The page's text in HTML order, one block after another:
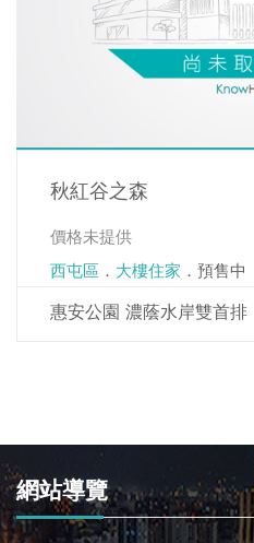
秋紅谷之森
價格未提供
西屯區 ． 大樓住家 ．預售中
惠安公園 濃蔭水岸雙首排
網站導覽